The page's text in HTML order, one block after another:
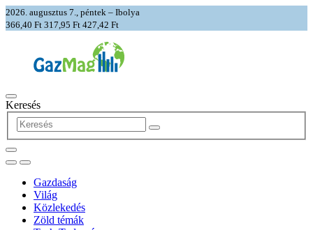
2026. augusztus 7., péntek – Ibolya
366,40 Ft 317,95 Ft 427,42 Ft
Keresés
Gazdaság
Világ
Közlekedés
Zöld témák